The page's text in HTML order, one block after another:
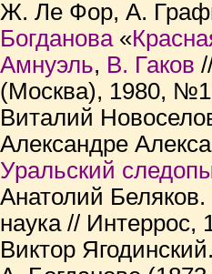
Ж. Ле Фор, А.
Богданова «
Амнуэль, В. Гаков
(Москва), 1980,
Виталий
Александре
Уральский
Анатолий
наука // Интеррос,
Виктор